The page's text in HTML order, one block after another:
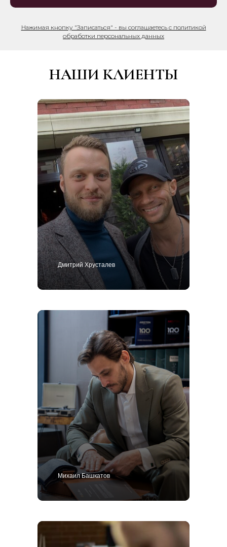
Нажимая кнопку "Записаться" - вы соглашаетесь с политикой
обработки персональных данных
НАШИ КЛИЕНТЫ
Дмитрий Хрусталев
Михаил Башкатов